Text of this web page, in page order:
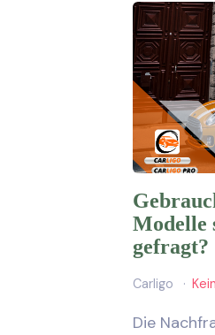
Modelle
gefragt?
Carligo
Die